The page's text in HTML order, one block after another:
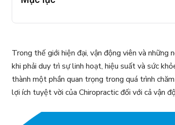
Trong thế giới hiện đại, vận động viên và
khi phải duy trì sự linh hoạt, hiệu suất và sức
thành một phần quan trọng trong quá trình
lợi ích tuyệt vời của Chiropractic đối với cả vận